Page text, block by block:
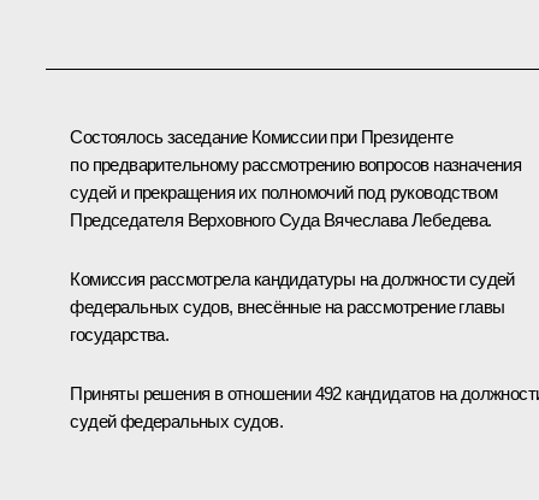
Состоялось заседание Комиссии при Президенте
по предварительному рассмотрению вопросов назначения
судей и прекращения их полномочий под руководством
Председателя Верховного Суда Вячеслава Лебедева.
Комиссия рассмотрела кандидатуры на должности судей
федеральных судов, внесённые на рассмотрение главы
государства.
Приняты решения в отношении 492 кандидатов на
судей федеральных судов.